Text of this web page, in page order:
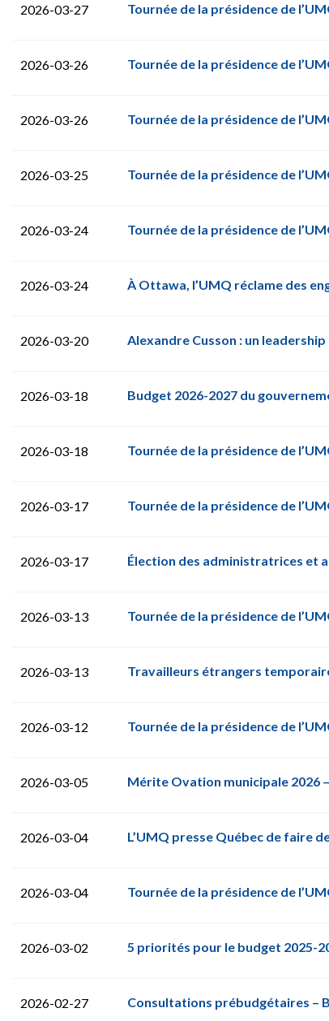
2026-03-27 Tournée de la présidence de
2026-03-26 Tournée de la présidence de
2026-03-26 Tournée de la présidence de
2026-03-25 Tournée de la présidence de
2026-03-24 Tournée de la présidence de
2026-03-24 À Ottawa, l’UMQ réclame des
2026-03-20 Alexandre Cusson : un
2026-03-18 Budget 2026-2027 du
2026-03-18 Tournée de la présidence de
2026-03-17 Tournée de la présidence de
2026-03-17 Élection des administratrices et
2026-03-13 Tournée de la présidence de
2026-03-13 Travailleurs étrangers
2026-03-12 Tournée de la présidence de
2026-03-05 Mérite Ovation municipale 2026
2026-03-04 L’UMQ presse Québec de faire
2026-03-04 Tournée de la présidence de
2026-03-02 5 priorités pour le budget 2025-
2026-02-27 Consultations prébudgétaires –